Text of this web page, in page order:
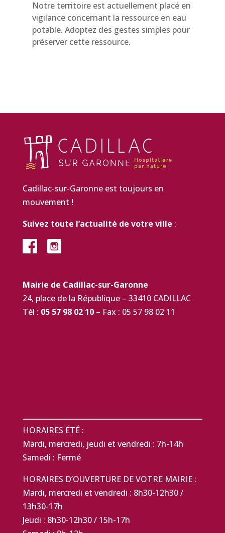
Notre territoire est actuellement placé en
vigilance concernant la ressource en eau
potable. Adoptez des gestes simples pour
préserver cette ressource.
Cadillac-sur-Garonne est toujours en
mouvement !
Suivez toute l’actualité de votre ville :
Mairie de Cadillac-sur-Garonne
24, place de la République – 33410 CADILLAC
Tél : 05 57 98 02 10– Fax : 05 57 98 02 11
HORAIRES ÉTÉ :
Mardi, mercredi, jeudi et vendredi : 7h-14h
Samedi : Fermé
HORAIRES D’OUVERTURE DE VOTRE MAIRIE :
Mardi, mercredi et vendredi : 8h30-12h30 /
13h30-17h
Jeudi : 8h30-12h30 / 15h-17h